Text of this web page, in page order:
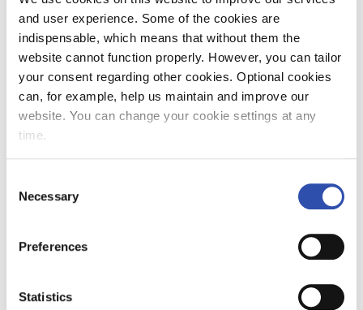
and user experience. Some of the cookies are
indispensable, which means that without them the
website cannot function properly. However, you can tailor
your consent regarding other cookies. Optional cookies
can, for example, help us maintain and improve our
website. You can change your cookie settings at any
time.
Selection
Necessary
Preferences
Statistics
Matkustajien on hyvä huomioida, että
korvaavat linja-autot noudattavat juna-
aikatauluista poikkeavia aikatauluja. Myös
pysähdyspaikoissa on eroja. Linja-autoissa
myydään taajamajunalippuja, ja niissä
kelpaavat kaikki VR:n voimassa olevat
kaukoliikenteen matkaliput. Busseissa voi
Lisätietoja liikenteen poikkeusjärjestelyistä ja
internetsivuilta
, asemien lipunmyynneistä sekä
VR Asiakaspalvelusta numerosta 0600 41 900
(1,99 e/puhelu + pvm). Tiedot päivittyvät myös
verkkosivujen matkahakuun